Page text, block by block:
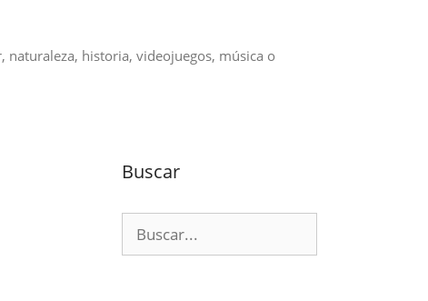
naturaleza, historia, videojuegos, música o
Buscar